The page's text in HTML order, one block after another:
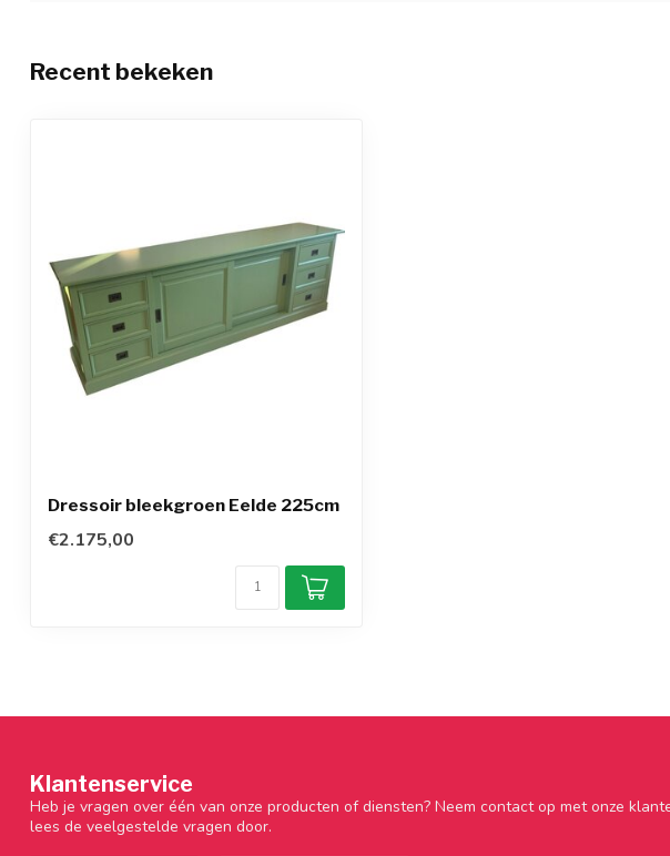
Recent bekeken
Dressoir bleekgroen Eelde 225cm
€2.175,00
Klantenservice
Heb je vragen over één van onze producten of diensten? Neem contact op met onze
lees de veelgestelde vragen door.